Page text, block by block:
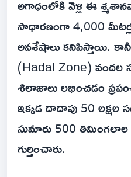
అగాధంలోకి వెళ్లి ఈ
సాధారణంగా 4,000
అవశేషాలు కనిపిస్తాయి.
(Hadal Zone)
శిలాజాలు లభించడం
ఇక్కడ దాదాపు 50 లక్షల
సుమారు 500 తిమింగలాల
గుర్తించారు.